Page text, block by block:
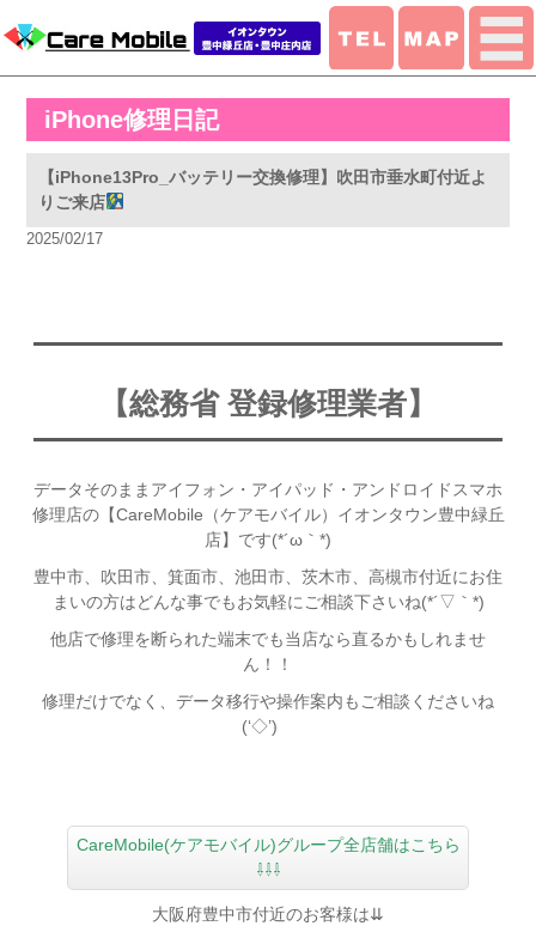
iPhone修理日記
【iPhone13Pro_バッテリー交換修理】吹田市垂水町付近よ
りご来店
2025/02/17
【総務省 登録修理業者】
データそのままアイフォン・アイパッド・アンドロイドスマホ
修理店の【CareMobile（ケアモバイル）イオンタウン豊中緑丘
店】です(*´ω｀*)
豊中市、吹田市、箕面市、池田市、茨木市、高槻市付近にお住
まいの方はどんな事でもお気軽にご相談下さいね(*´▽｀*)
他店で修理を断られた端末でも当店なら直るかもしれませ
ん！！
修理だけでなく、データ移行や操作案内もご相談くださいね
(‘◇’)ゞ
CareMobile(ケアモバイル)グループ全店舗はこちら
⇩⇩⇩
大阪府豊中市付近のお客様は⇊